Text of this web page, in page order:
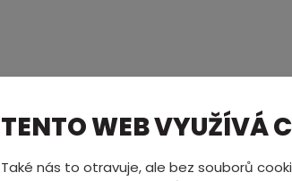
MÁTE
TENTO WEB VYUŽÍVÁ
Také nás to otravuje, ale bez souborů